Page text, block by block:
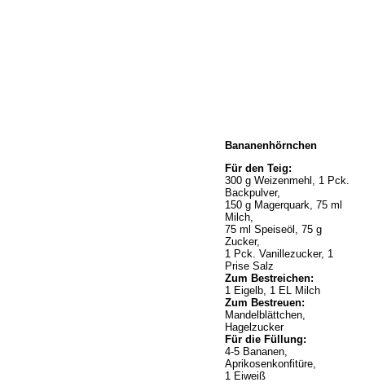
Bananenhörnchen
Für den Teig:
300 g Weizenmehl, 1 Pck.
Backpulver,
150 g Magerquark, 75 ml
Milch,
75 ml Speiseöl, 75 g
Zucker,
1 Pck. Vanillezucker, 1
Prise Salz
Zum Bestreichen:
1 Eigelb, 1 EL Milch
Zum Bestreuen:
Mandelblättchen,
Hagelzucker
Für die Füllung:
4-5 Bananen,
Aprikosenkonfitüre,
1 Eiweiß